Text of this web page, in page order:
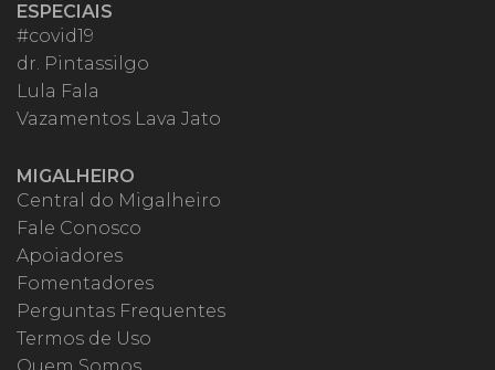
ESPECIAIS
#covid19
dr. Pintassilgo
Lula Fala
Vazamentos Lava Jato
MIGALHEIRO
Central do Migalheiro
Fale Conosco
Apoiadores
Fomentadores
Perguntas Frequentes
Termos de Uso